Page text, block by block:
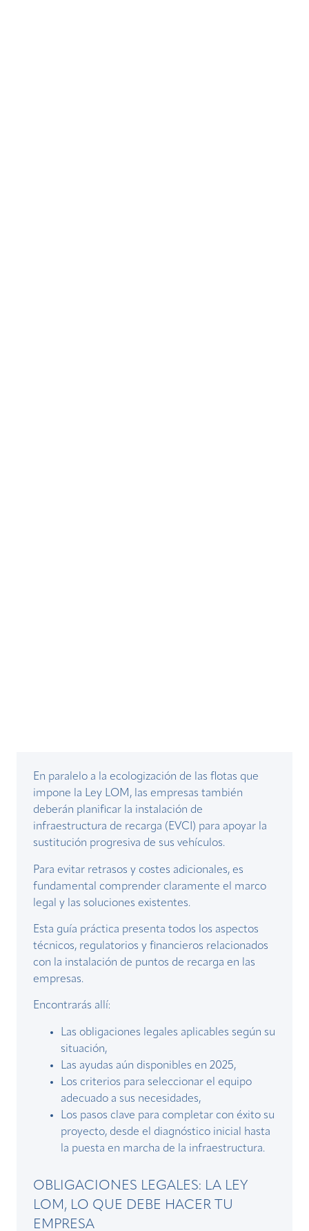
En paralelo a la ecologización de las flotas que
impone la Ley LOM, las empresas también
deberán planificar la instalación de
infraestructura de recarga (EVCI) para apoyar la
sustitución progresiva de sus vehículos.
Para evitar retrasos y costes adicionales, es
fundamental comprender claramente el marco
legal y las soluciones existentes.
Esta guía práctica presenta todos los aspectos
técnicos, regulatorios y financieros relacionados
con la instalación de puntos de recarga en las
empresas.
Encontrarás allí:
Las obligaciones legales aplicables según su
situación,
Las ayudas aún disponibles en 2025,
Los criterios para seleccionar el equipo
adecuado a sus necesidades,
Los pasos clave para completar con éxito su
proyecto, desde el diagnóstico inicial hasta
la puesta en marcha de la infraestructura.
OBLIGACIONES LEGALES: LA LEY
LOM, LO QUE DEBE HACER TU
EMPRESA